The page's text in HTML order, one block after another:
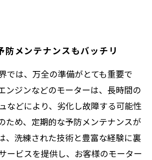
防メンテナンスもバッチリ
では、万全の準備がとても重要で
ンジンなどのモーターは、長時間の
などにより、劣化し故障する可能性
ため、定期的な予防メンテナンスが
、洗練された技術と豊富な経験に裏
ービスを提供し、お客様のモーター